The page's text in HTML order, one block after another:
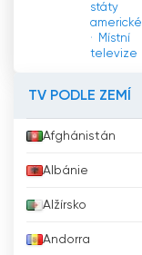
státy
americké
Místní
televize
TV PODLE ZEMÍ
Afghánistán
Albánie
Alžírsko
Andorra